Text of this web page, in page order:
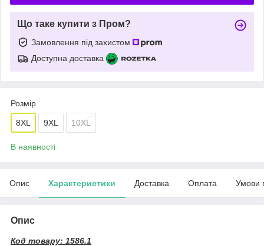
Що таке купити з Пром?
Замовлення під захистом
Доступна доставка
Розмір
8XL 9XL 10XL
В наявності
Опис Характеристики Доставка Оплата Умови
Опис
Код товару: 1586.1